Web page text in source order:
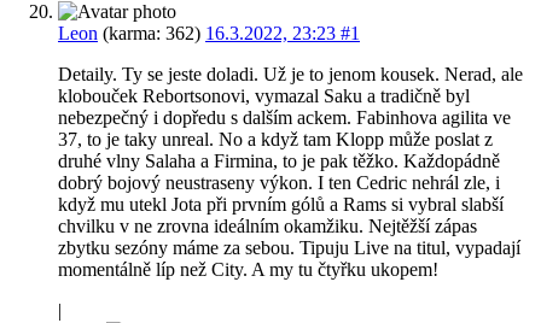
Leon (karma: 362) 16.3.2022, 23:23 #1
Detaily. Ty se jeste doladi. Už je to jenom kousek. Nerad, ale
klobouček Rebortsonovi, vymazal Saku a tradičně byl
nebezpečný i dopředu s dalším ackem. Fabinhova agilita ve
37, to je taky unreal. No a když tam Klopp může poslat z
druhé vlny Salaha a Firmina, to je pak těžko. Každopádně
dobrý bojový neustraseny výkon. I ten Cedric nehrál zle, i
když mu utekl Jota při prvním gólů a Rams si vybral slabší
chvilku v ne zrovna ideálním okamžiku. Nejtěžší zápas
zbytku sezóny máme za sebou. Tipuju Live na titul, vypadají
momentálně líp než City. A my tu čtyřku ukopem!
|